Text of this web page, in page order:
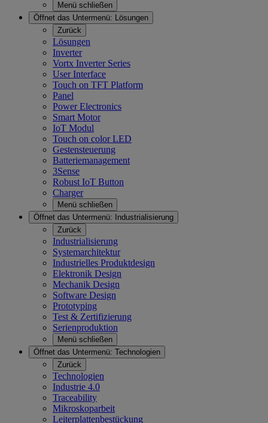
Menü schließen
Öffnet das Untermenü: Lösungen
Zurück
Lösungen
Inverter
Vortx Inverter Series
User Interface
Touch on TFT Platform
Panel
Power Electronics
Smart Motor
IoT Modul
Touch on color LED
Gestensteuerung
Batteriemanagement
3Sense
Robust IoT Button
Charger
Menü schließen
Öffnet das Untermenü:
Industrialisierung
Zurück
Industrialisierung
Systemarchitektur
Industrielles Produktdesign
Elektronik Design
Mechanik Design
Software Design
Prototyping
Test & Zertifizierung
Serienproduktion
Menü schließen
Öffnet das Untermenü: Technologien
Zurück
Technologien
Industrie 4.0
Traceability
Mikroskoparbeit
Leiterplattenbestückung